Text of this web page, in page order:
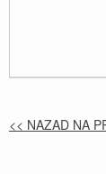
<< NAZAD NA